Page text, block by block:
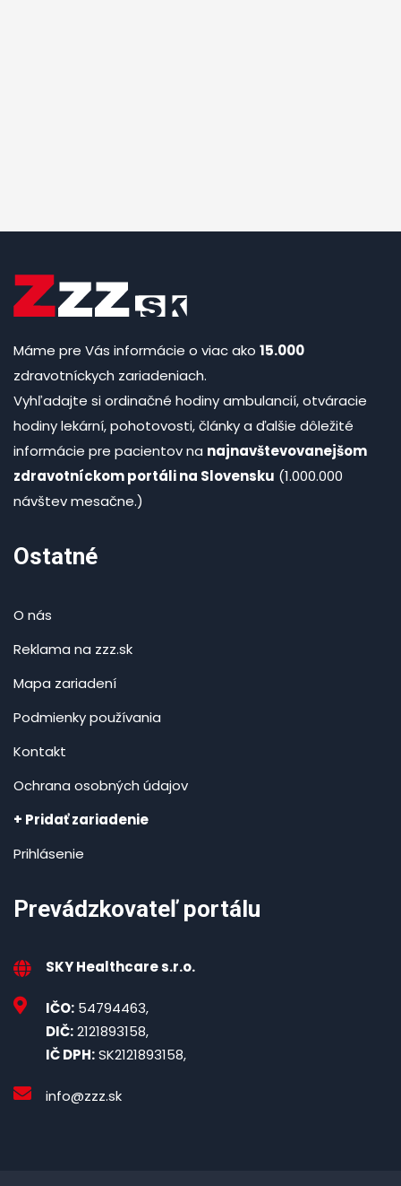
Máme pre Vás informácie o viac ako 15.000
zdravotníckych zariadeniach.
Vyhľadajte si ordinačné hodiny ambulancií, otváracie
hodiny lekární, pohotovosti, články a ďalšie dôležité
informácie pre pacientov na najnavštevovanejšom
zdravotníckom portáli na Slovensku (1.000.000
návštev mesačne.)
Ostatné
O nás
Reklama na zzz.sk
Mapa zariadení
Podmienky používania
Kontakt
Ochrana osobných údajov
+ Pridať zariadenie
Prihlásenie
Prevádzkovateľ portálu
SKY Healthcare s.r.o.
IČO: 54794463,
DIČ:2121893158,
IČ DPH:SK2121893158,
info@zzz.sk